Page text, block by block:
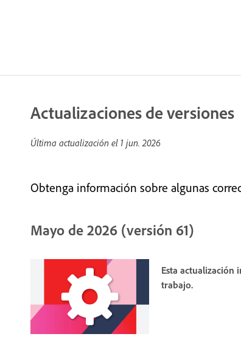
Actualizaciones de versiones
Última actualización el 1 jun. 2026
Obtenga información sobre algunas
Mayo de 2026 (versión 61)
Esta actualización
trabajo.